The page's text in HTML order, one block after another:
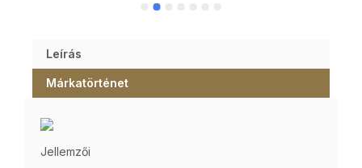
Leírás
Márkatörténet
Jellemzői